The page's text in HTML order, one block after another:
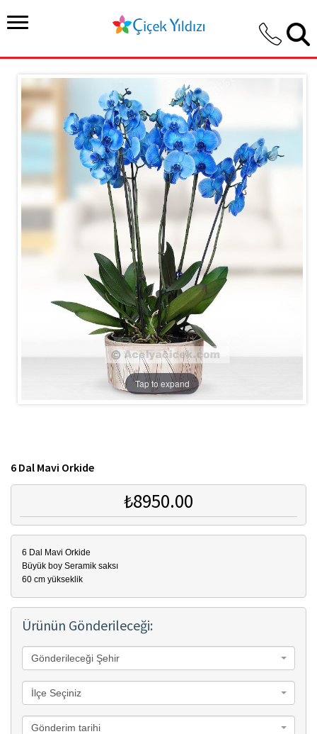
Tap to expand
6 Dal Mavi Orkide
₺8950.00
6 Dal Mavi Orkide
Büyük boy Seramik saksı
60 cm yükseklik
Ürünün Gönderileceği:
Gönderileceği Şehir
İlçe Seçiniz
Gönderim tarihi